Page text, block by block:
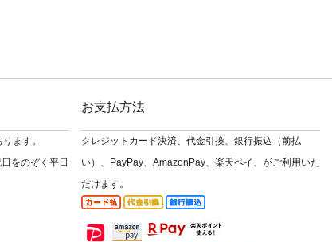
ます。
をのぞく平日
お支払方法
クレジットカード決済、代金引換、銀行振込（前払
い）、PayPay、AmazonPay、楽天ペイ、がご利用いた
だけます。